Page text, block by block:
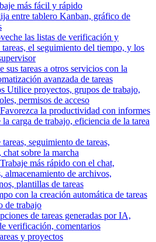
más fácil y rápido
entre tablero Kanban, gráfico de
las listas de verificación y
tareas, el seguimiento del tiempo, y los
sus tareas a otros servicios con la
avanzada de tareas
Utilice proyectos, grupos de trabajo,
permisos de acceso
Favorezca la productividad con informes
carga de trabajo, eficiencia de la tarea
seguimiento de tareas,
sobre la marcha
Trabaje más rápido con el chat,
almacenamiento de archivos,
plantillas de tareas
con la creación automática de tareas
de trabajo
de tareas generadas por IA,
verificación, comentarios
y proyectos